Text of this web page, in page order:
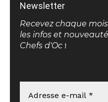
Newsletter
Recevez chaque
les infos et
Chefs d'Oc !